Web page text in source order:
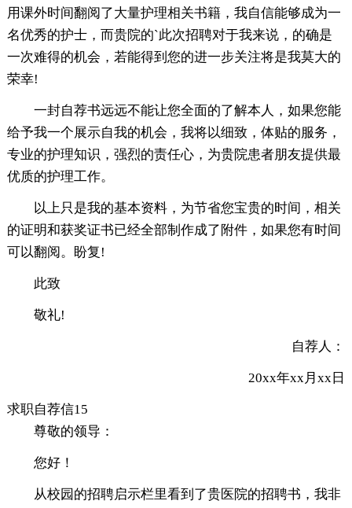
用课外时间翻阅了大量护理相关书籍，我自信能够成为一
名优秀的护士，而贵院的`此次招聘对于我来说，的确是
一次难得的机会，若能得到您的进一步关注将是我莫大的
荣幸!
一封自荐书远远不能让您全面的了解本人，如果您能
给予我一个展示自我的机会，我将以细致，体贴的服务，
专业的护理知识，强烈的责任心，为贵院患者朋友提供最
优质的护理工作。
以上只是我的基本资料，为节省您宝贵的时间，相关
的证明和获奖证书已经全部制作成了附件，如果您有时间
可以翻阅。盼复!
此致
敬礼!
自荐人：
20xx年xx月xx日
求职自荐信15
尊敬的领导：
您好！
从校园的招聘启示栏里看到了贵医院的招聘书，我非